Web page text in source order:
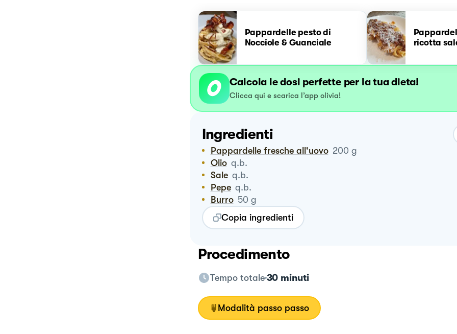
Pappardelle pesto di
Nocciole & Guanciale
ricotta
Calcola le dosi perfette per la tua dieta!
Clicca qui e scarica l’app olivia!
Ingredienti
Pappardelle fresche all'uovo 200 g
Olio q.b.
Sale q.b.
Pepe q.b.
Burro 50 g
Copia ingredienti
Procedimento
Tempo totale 30 minuti
Modalità passo passo